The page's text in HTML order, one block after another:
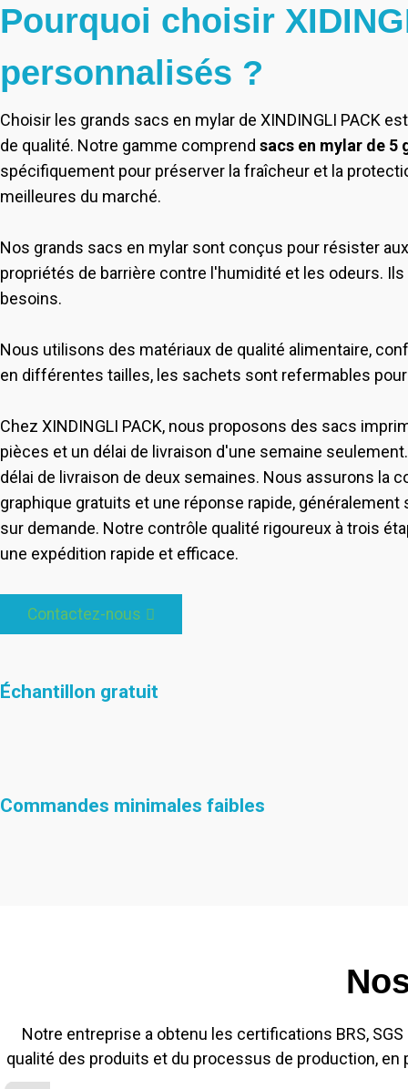
Pourquoi choisir
personnalisés ?
Choisir les grands sacs en mylar de XINDINGLI PACK
de qualité. Notre gamme comprend sacs en mylar de 5
spécifiquement pour préserver la fraîcheur et la
meilleures du marché.
Nos grands sacs en mylar sont conçus pour résister
propriétés de barrière contre l'humidité et les odeurs.
besoins.
Nous utilisons des matériaux de qualité alimentaire,
en différentes tailles, les sachets sont refermables
Chez XINDINGLI PACK, nous proposons des sacs
pièces et un délai de livraison d'une semaine
délai de livraison de deux semaines. Nous assurons la
graphique gratuits et une réponse rapide,
sur demande. Notre contrôle qualité rigoureux à trois
une expédition rapide et efficace.
Contactez-nous
Échantillon gratuit
Commandes minimales faibles
Notre entreprise a obtenu les certifications BRS,
qualité des produits et du processus de production,